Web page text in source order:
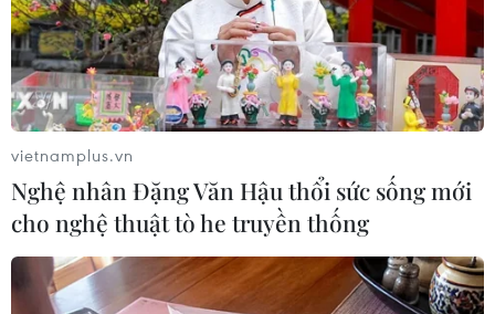
Theo dõi VietnamPlus
TIN LIÊN QUAN
vietnamplus.vn
Nghệ nhân Đặng Văn Hậu thổi sức sống mới
cho nghệ thuật tò he truyền thống